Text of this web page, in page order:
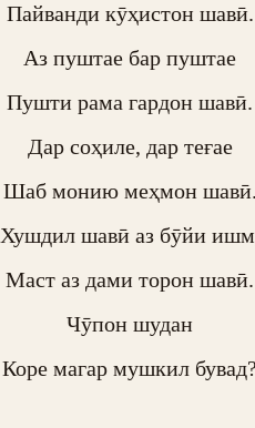
Пайванди кӯҳистон шавӣ.
Аз пуштае бар пуштае
Пушти рама гардон шавӣ.
Дар соҳиле, дар теғае
Шаб монию меҳмон шавӣ.
Хушдил шавӣ аз бӯйи
Маст аз дами торон шавӣ.
Чӯпон шудан
Коре магар мушкил бувад?